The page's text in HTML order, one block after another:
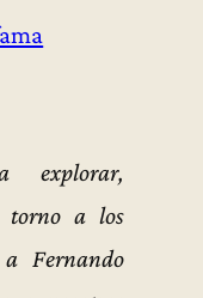
explorar,
torno a los
Fernando